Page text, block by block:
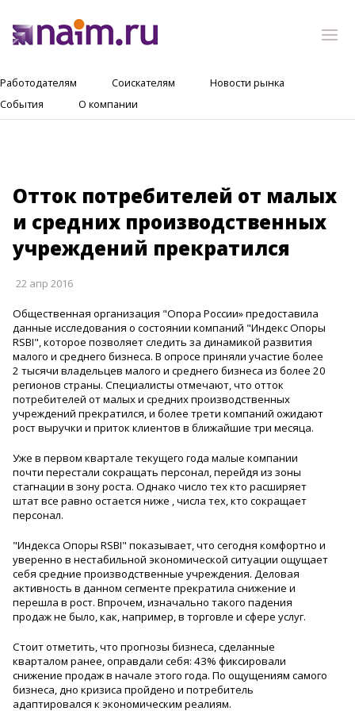
Работодателям Соискателям
Новости рынка
События
О компании
Отток потребителей от малых
и средних производственных
учреждений прекратился
22 апр 2016
Общественная организация "Опора России» предоставила
данные исследования о состоянии компаний "Индекс Опоры
RSBI", которое позволяет следить за динамикой развития
малого и среднего бизнеса. В опросе приняли участие более
2 тысячи владельцев малого и среднего бизнеса из более 20
регионов страны. Специалисты отмечают, что отток
потребителей от малых и средних производственных
учреждений прекратился, и более трети компаний ожидают
рост выручки и приток клиентов в ближайшие три месяца.
Уже в первом квартале текущего года малые компании
почти перестали сокращать персонал, перейдя из зоны
стагнации в зону роста. Однако число тех кто расширяет
штат все равно остается ниже , числа тех, кто сокращает
персонал.
"Индекса Опоры RSBI" показывает, что сегодня комфортно и
уверенно в нестабильной экономической ситуации ощущает
себя средние производственные учреждения. Деловая
активность в данном сегменте прекратила снижение и
перешла в рост. Впрочем, изначально такого падения
продаж не было, как, например, в торговле и сфере услуг.
Стоит отметить, что прогнозы бизнеса, сделанные
кварталом ранее, оправдали себя: 43% фиксировали
снижение продаж в начале этого года. По ощущениям самого
бизнеса, дно кризиса пройдено и потребитель
адаптировался к экономическим реалиям.